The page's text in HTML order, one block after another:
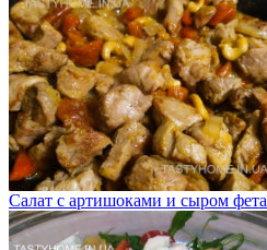
Салат с артишоками и сыром фета